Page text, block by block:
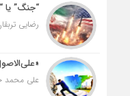
“جنگ” یا
رضایی
علی محمد